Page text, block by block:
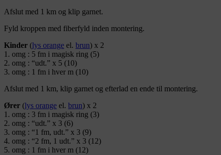
Afslut med 1 km og klip garnet.
Fyld kroppen med fiberfyld inden montering.
Kinder (lys orange el. brun) x 2
1. omg : 5 fm i magisk ring (5)
2. omg : “udt.” x 5 (10)
3. omg : 1 fm i hver m (10)
Afslut med 1 km, klip garnet og efterlad en ende til montering.
Ører (lys orange el. brun) x 2
1. omg : 3 fm i magisk ring (3)
2. omg : “udt.” x 3 (6)
3. omg : “1 fm, udt.” x 3 (9)
4. omg : “2 fm, 1 udt.” x 3 (12)
5. omg : 1 fm i hver m (12)